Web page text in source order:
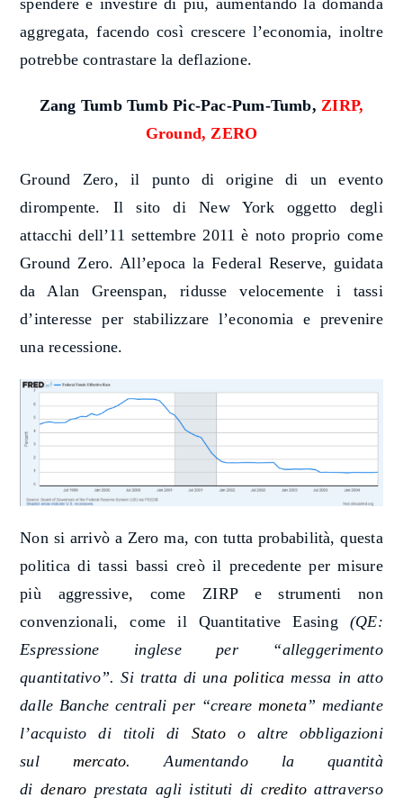
spendere e investire di più, aumentando la domanda
aggregata, facendo così crescere l’economia, inoltre
potrebbe contrastare la deflazione.
Zang Tumb Tumb Pic-Pac-Pum-Tumb,ZIRP,
Ground, ZERO
Ground Zero, il punto di origine di un evento
dirompente. Il sito di New York oggetto degli
attacchi dell’11 settembre 2011 è noto proprio come
Ground Zero. All’epoca la Federal Reserve, guidata
da Alan Greenspan, ridusse velocemente i tassi
d’interesse per stabilizzare l’economia e prevenire
una recessione.
Non si arrivò a Zero ma, con tutta probabilità, questa
politica di tassi bassi creò il precedente per misure
più aggressive, come ZIRP e strumenti non
convenzionali, come il Quantitative Easing (QE:
Espressione inglese per “alleggerimento
quantitativo”. Si tratta di una politica messa in atto
dalle Banche centrali per “creare moneta” mediante
l’acquisto di titoli di Statoo altre obbligazioni
sul mercato. Aumentando la quantità
didenaro prestata agli istituti di credito attraverso